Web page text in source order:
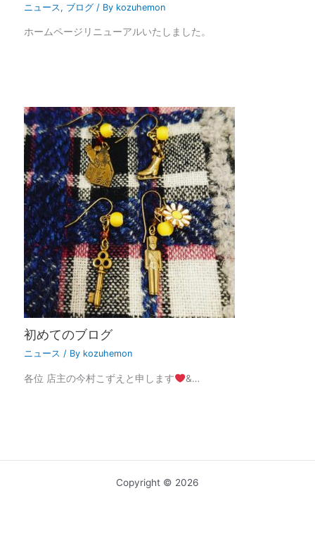
ニュース , ブログ / By kozuhemon
ホームページリニューアルいたしました。
初めてのブログ
ニュース / By kozuhemon
各位 店主の今村こずえと申します &…
Copyright © 2026